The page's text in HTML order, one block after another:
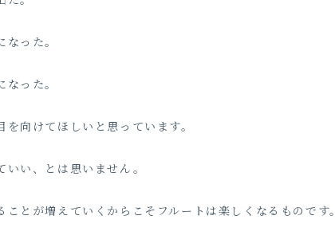
った。
った。
向けてほしいと思っています。
い、とは思いません。
とが増えていくからこそフルートは楽しくなるものです。